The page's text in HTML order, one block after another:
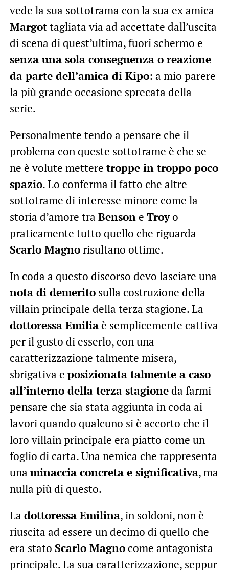
vede la sua sottotrama con la sua ex amica
Margottagliata via ad accettate dall’uscita
di scena di quest’ultima, fuori schermo e
senza una sola conseguenza o reazione
da parte dell’amica di Kipo: a mio parere
la più grande occasione sprecata della
serie.
Personalmente tendo a pensare che il
problema con queste sottotrame è che se
ne è volute mettere troppe in troppo poco
spazio. Lo conferma il fatto che altre
sottotrame di interesse minore come la
storia d’amore tra Bensone Troyo
praticamente tutto quello che riguarda
Scarlo Magnorisultano ottime.
In coda a questo discorso devo lasciare una
nota di demeritosulla costruzione della
villain principale della terza stagione. La
dottoressa Emiliaè semplicemente cattiva
per il gusto di esserlo, con una
caratterizzazione talmente misera,
sbrigativa e posizionata talmente a caso
all’interno della terza stagioneda farmi
pensare che sia stata aggiunta in coda ai
lavori quando qualcuno si è accorto che il
loro villain principale era piatto come un
foglio di carta. Una nemica che rappresenta
una minaccia concreta e significativa, ma
nulla più di questo.
La dottoressa Emilina, in soldoni, non è
riuscita ad essere un decimo di quello che
era stato Scarlo Magnocome antagonista
principale. La sua caratterizzazione, seppur